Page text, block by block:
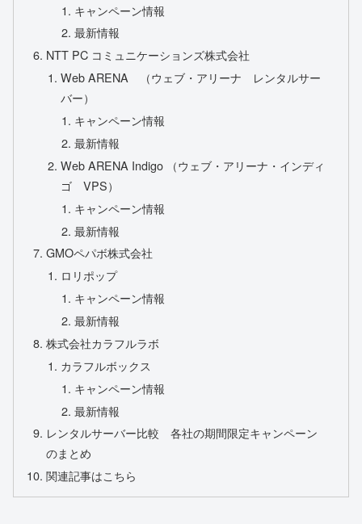
キャンペーン情報
最新情報
NTT PC コミュニケーションズ株式会社
Web ARENA （ウェブ・アリーナ レンタルサー
バー）
キャンペーン情報
最新情報
Web ARENA Indigo （ウェブ・アリーナ・インディ
ゴ VPS）
キャンペーン情報
最新情報
GMOペパボ株式会社
ロリポップ
キャンペーン情報
最新情報
株式会社カラフルラボ
カラフルボックス
キャンペーン情報
最新情報
レンタルサーバー比較 各社の期間限定キャンペーン
のまとめ
関連記事はこちら